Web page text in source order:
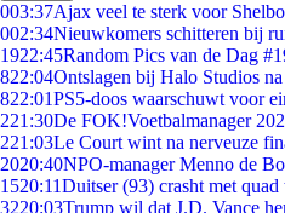
003:37Ajax veel te sterk voor
002:34Nieuwkomers schitteren bij
1922:45Random Pics van de Dag
822:04Ontslagen bij Halo Studios
822:01PS5-doos waarschuwt voor
221:30De FOK!Voetbalmanager
221:03Le Court wint na nerveuze
2020:40NPO-manager Menno de
1520:11Duitser (93) crasht met
3220:03Trump wil dat J.D. Vance